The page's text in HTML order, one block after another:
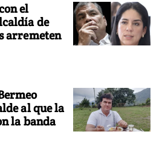
el
de
arremeten
al que la
la banda